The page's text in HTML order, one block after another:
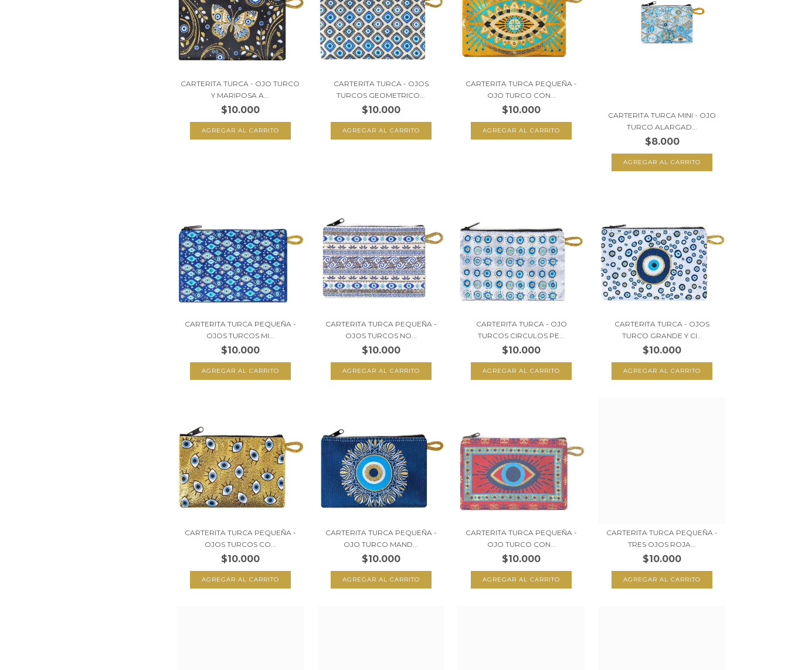
CARTERITA TURCA - OJO TURCO
Y MARIPOSA A...
$10.000
CARTERITA TURCA - OJOS
TURCOS GEOMETRICO...
$10.000
CARTERITA TURCA PEQUEÑA -
OJO TURCO CON...
$10.000
CARTERITA TURCA MINI - OJO
TURCO ALARGAD...
$8.000
CARTERITA TURCA PEQUEÑA -
OJOS TURCOS MI...
$10.000
CARTERITA TURCA PEQUEÑA -
OJOS TURCOS NO...
$10.000
CARTERITA TURCA - OJO
TURCOS CIRCULOS PE...
$10.000
CARTERITA TURCA - OJOS
TURCO GRANDE Y CI...
$10.000
CARTERITA TURCA PEQUEÑA -
OJOS TURCOS CO...
$10.000
CARTERITA TURCA PEQUEÑA -
OJO TURCO MAND...
$10.000
CARTERITA TURCA PEQUEÑA -
OJO TURCO CON...
$10.000
CARTERITA TURCA PEQUEÑA -
TRES OJOS ROJA...
$10.000